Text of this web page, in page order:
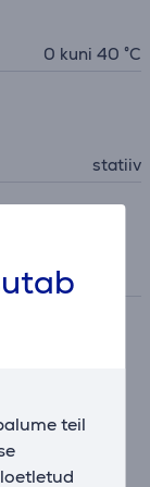
teil
0 kuni 40 °C
statiiv
materjali.
vastavalt